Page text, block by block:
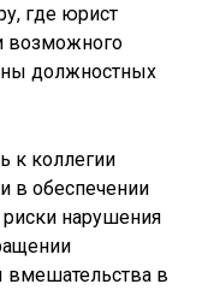
где юрист
возможного
должностных
к коллегии
в обеспечении
нарушения
вмешательства в